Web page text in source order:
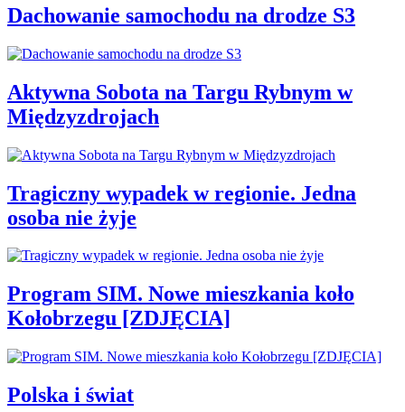
Dachowanie samochodu na drodze S3
Aktywna Sobota na Targu Rybnym w
Międzyzdrojach
Tragiczny wypadek w regionie. Jedna
osoba nie żyje
Program SIM. Nowe mieszkania koło
Kołobrzegu [ZDJĘCIA]
Polska i świat